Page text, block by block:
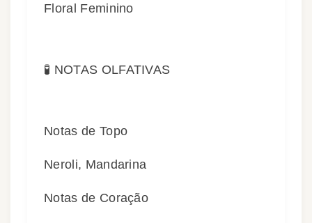
Floral Feminino
🧪 NOTAS OLFATIVAS
Notas de Topo
Neroli, Mandarina
Notas de Coração